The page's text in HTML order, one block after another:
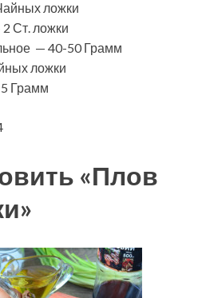
ложки
Ст. ложки
— 40-50 Грамм
ложки
Грамм
«Плов